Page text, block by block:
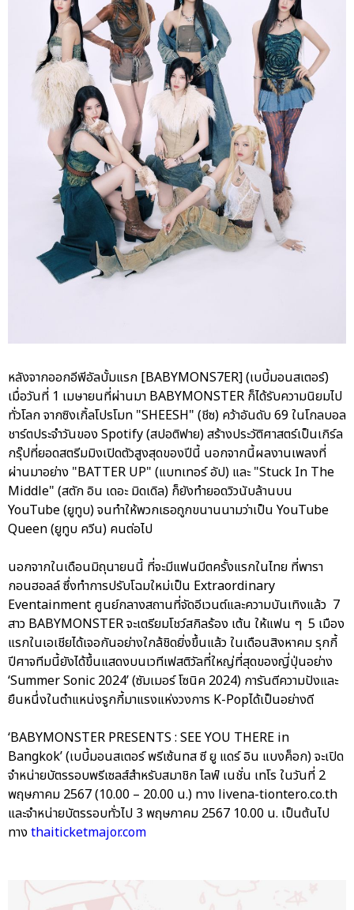
หลังจากออกอีพีอัลบั้มแรก [BABYMONS7ER] (เบบี้มอนสเตอร์)
เมื่อวันที่ 1 เมษายนที่ผ่านมา BABYMONSTER ก็ได้รับความนิยมไป
ทั่วโลก จากซิงเกิ้ลโปรโมท "SHEESH" (ชีซ) คว้าอันดับ 69 ในโกลบอล
ชาร์ตประจำวันของ Spotify (สปอติฟาย) สร้างประวัติศาสตร์เป็นเกิร์ล
กรุ๊ปที่ยอดสตรีมมิงเปิดตัวสูงสุดของปีนี้ นอกจากนี้ผลงานเพลงที่
ผ่านมาอย่าง "BATTER UP" (แบทเทอร์ อัป) และ "Stuck In The
Middle" (สตัก อิน เดอะ มิดเดิล) ก็ยังทำยอดวิวนับล้านบน
YouTube (ยูทูบ) จนทำให้พวกเธอถูกขนานนามว่าเป็น YouTube
Queen (ยูทูบ ควีน) คนต่อไป
นอกจากในเดือนมิถุนายนนี้ ที่จะมีแฟนมีตครั้งแรกในไทย ที่พารา
กอนฮอลล์ ซึ่งทำการปรับโฉมใหม่เป็น Extraordinary
Eventainment ศูนย์กลางสถานที่จัดอีเวนต์และความบันเทิงแล้ว 7
สาว BABYMONSTER จะเตรียมโชว์สกิลร้อง เต้น ให้แฟน ๆ 5 เมือง
แรกในเอเชียได้เจอกันอย่างใกล้ชิดยิ่งขึ้นแล้ว ในเดือนสิงหาคม รุกกี้
ปีศาจทีมนี้ยังได้ขึ้นแสดงบนเวทีเฟสติวัลที่ใหญ่ที่สุดของญี่ปุ่นอย่าง
‘Summer Sonic 2024’ (ซัมเมอร์ โซนิค 2024) การันตีความปังและ
ยืนหนึ่งในตำแหน่งรูกกี้มาแรงแห่งวงการ K-Popได้เป็นอย่างดี
‘BABYMONSTER PRESENTS : SEE YOU THERE in
Bangkok’ (เบบี้มอนสเตอร์ พรีเซ้นทส ซี ยู แดร์ อิน แบงค็อก) จะเปิด
จำหน่ายบัตรรอบพรีเซลส์สำหรับสมาชิก ไลฟ์ เนชั่น เทโร ในวันที่ 2
พฤษภาคม 2567 (10.00 – 20.00 น.) ทาง livena-tiontero.co.th
และจำหน่ายบัตรรอบทั่วไป 3 พฤษภาคม 2567 10.00 น. เป็นต้นไป
ทางthaiticketmajor.com